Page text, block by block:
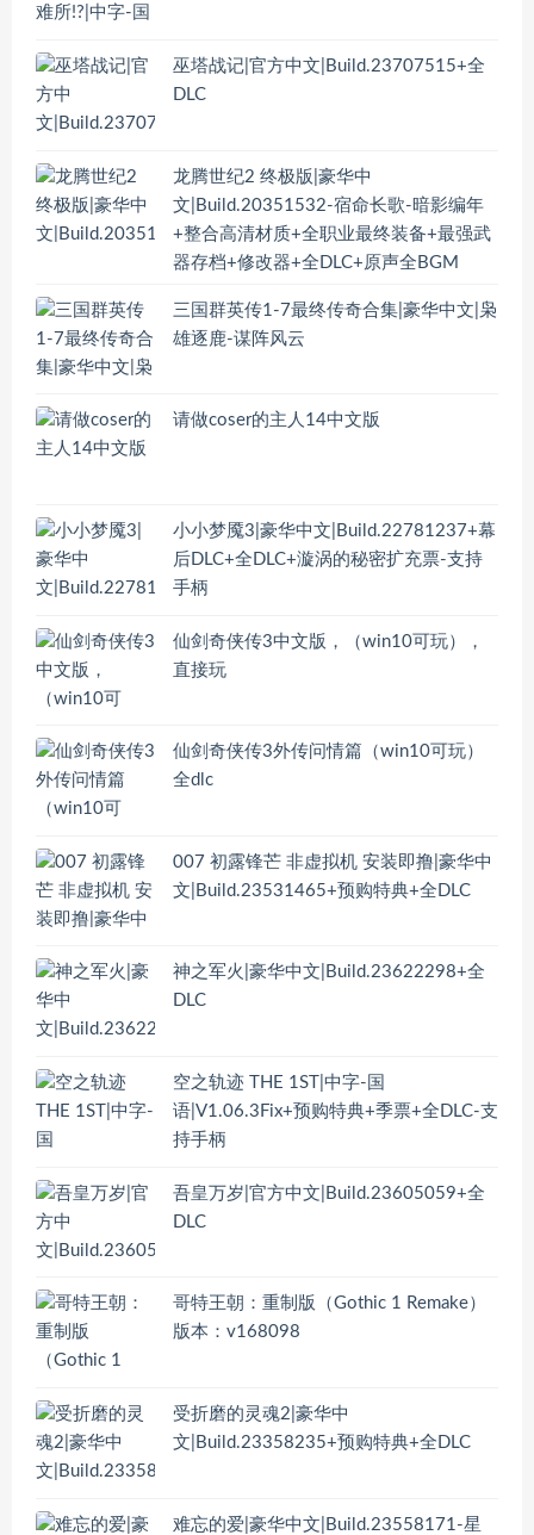
巫塔战记|官方中文|Build.23707515+全
DLC
龙腾世纪2 终极版|豪华中
文|Build.20351532-宿命长歌-暗影编年
+整合高清材质+全职业最终装备+最强武
器存档+修改器+全DLC+原声全BGM
三国群英传1-7最终传奇合集|豪华中文|枭
雄逐鹿-谋阵风云
请做coser的主人14中文版
小小梦魇3|豪华中文|Build.22781237+幕
后DLC+全DLC+漩涡的秘密扩充票-支持
手柄
仙剑奇侠传3中文版，（win10可玩），
直接玩
仙剑奇侠传3外传问情篇（win10可玩）
全dlc
007 初露锋芒 非虚拟机 安装即撸|豪华中
文|Build.23531465+预购特典+全DLC
神之军火|豪华中文|Build.23622298+全
DLC
空之轨迹 THE 1ST|中字-国
语|V1.06.3Fix+预购特典+季票+全DLC-支
持手柄
吾皇万岁|官方中文|Build.23605059+全
DLC
哥特王朝：重制版（Gothic 1 Remake）
版本：v168098
受折磨的灵魂2|豪华中
文|Build.23358235+预购特典+全DLC
难忘的爱|豪华中文|Build.23558171-星